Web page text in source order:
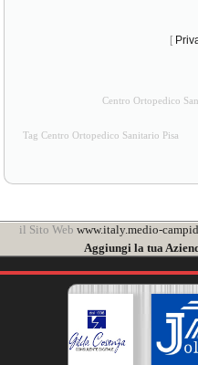
[
Centro Ortopedico
Tag Centro Ortopedico Sanitario Pisa
il Sito Web www.italy.medio-
Aggiungi la tua